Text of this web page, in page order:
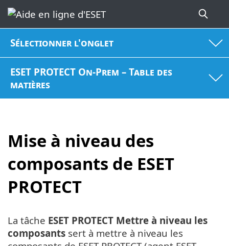
Sélectionner l'onglet
ESET PROTECT On-Prem – Table des
matières
Mise à niveau des
composants de ESET
PROTECT
La tâche ESET PROTECT Mettre à niveau les
composants sert à mettre à niveau les